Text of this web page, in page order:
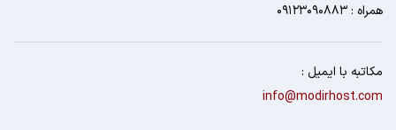
همراه : 09123090883
مکاتبه با ایمیل :
info@modirhost.com